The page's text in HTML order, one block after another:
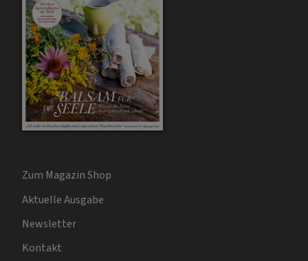
Zum Magazin Shop
Aktuelle Ausgabe
Newsletter
Kontakt